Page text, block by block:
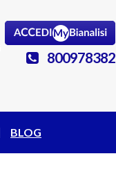
800978382
BLOG